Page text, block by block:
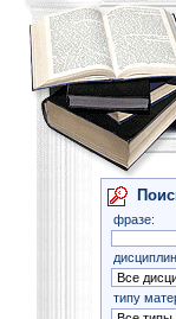
фразе:
типу